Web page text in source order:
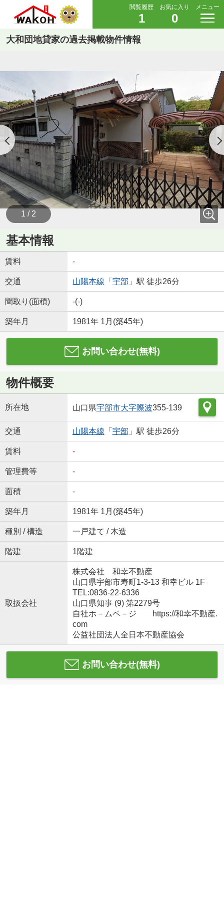
閲覧履歴
1
お気に入り
0
メニュー
大和団地貸家の過去掲載物件情報
1 / 2
基本情報
賃料 -
交通 山陽本線 「 宇部 」駅 徒歩26分
間取り(面積) -(-)
築年月 1981年 1月(築45年)
お問い合わせ(無料)
物件概要
所在地 山口県宇部市大字際波355-139
交通 山陽本線 「 宇部 」駅 徒歩26分
賃料 -
管理費等 -
面積 -
築年月 1981年 1月(築45年)
種別 / 構造 一戸建て / 木造
階建 1階建
取扱会社
株式会社 和幸不動産
山口県宇部市寿町1-3-13 和幸ビル 1F
TEL:0836-22-6336
山口県知事 (9) 第2279号
自社ホ－ムペ－ジ https://和幸不動産.
com
公益社団法人全日本不動産協会
お問い合わせ(無料)